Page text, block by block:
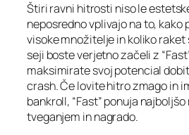
Štiri ravni hitrosti niso le
neposredno vplivajo na to, kako
visoke množitelje in koliko raket
seji boste verjetno začeli z
maksimirate svoj potencial
crash. Če lovite hitro zmago in
bankroll, “Fast” ponuja
tveganjem in nagrado.